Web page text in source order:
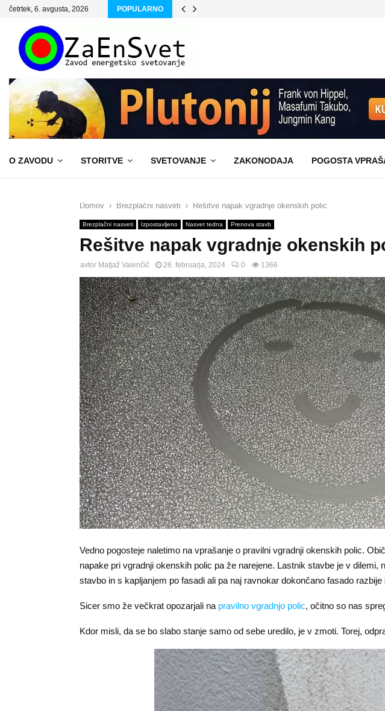
četrtek, 6. avgusta, 2026 POPULARNO
O ZAVODU STORITVE SVETOVANJE ZAKONODAJA POGOSTA
Domov Brezplačni nasveti Rešitve napak vgradnje okenskih polic
Brezplačni nasveti Izpostavljeno Nasvet tedna Prenova stavb
Rešitve napak vgradnje okenskih
avtor Matjaž Valenčič 26. februarja, 2024 0 1366
Vedno pogosteje naletimo na vprašanje o pravilni vgradnji okenskih polic.
napake pri vgradnji okenskih polic pa že narejene. Lastnik stavbe je v dilemi,
stavbo in s kapljanjem po fasadi ali pa naj ravnokar dokončano fasado razbije
Sicer smo že večkrat opozarjali na pravilno vgradnjo polic, očitno so nas
Kdor misli, da se bo slabo stanje samo od sebe uredilo, je v zmoti. Torej,